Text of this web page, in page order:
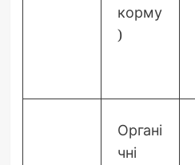
корму
)
Органі
чні